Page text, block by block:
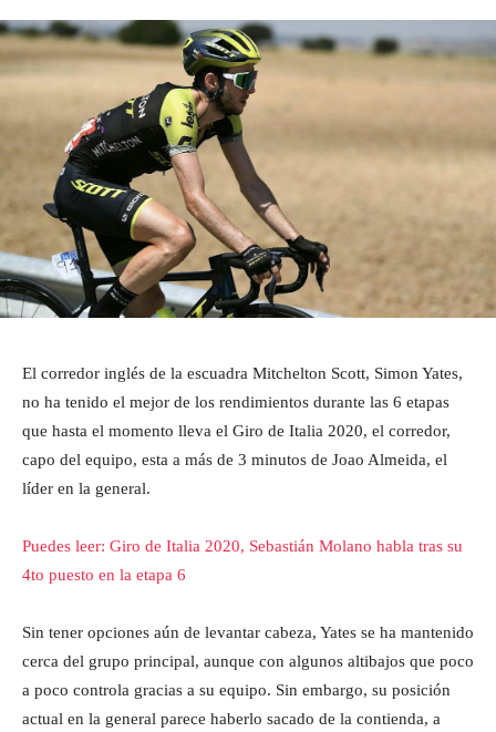
El corredor inglés de la escuadra Mitchelton Scott, Simon Yates,
no ha tenido el mejor de los rendimientos durante las 6 etapas
que hasta el momento lleva el Giro de Italia 2020, el corredor,
capo del equipo, esta a más de 3 minutos de Joao Almeida, el
líder en la general.
Puedes leer: Giro de Italia 2020, Sebastián Molano habla tras su
4to puesto en la etapa 6
Sin tener opciones aún de levantar cabeza, Yates se ha mantenido
cerca del grupo principal, aunque con algunos altibajos que poco
a poco controla gracias a su equipo. Sin embargo, su posición
actual en la general parece haberlo sacado de la contienda, a